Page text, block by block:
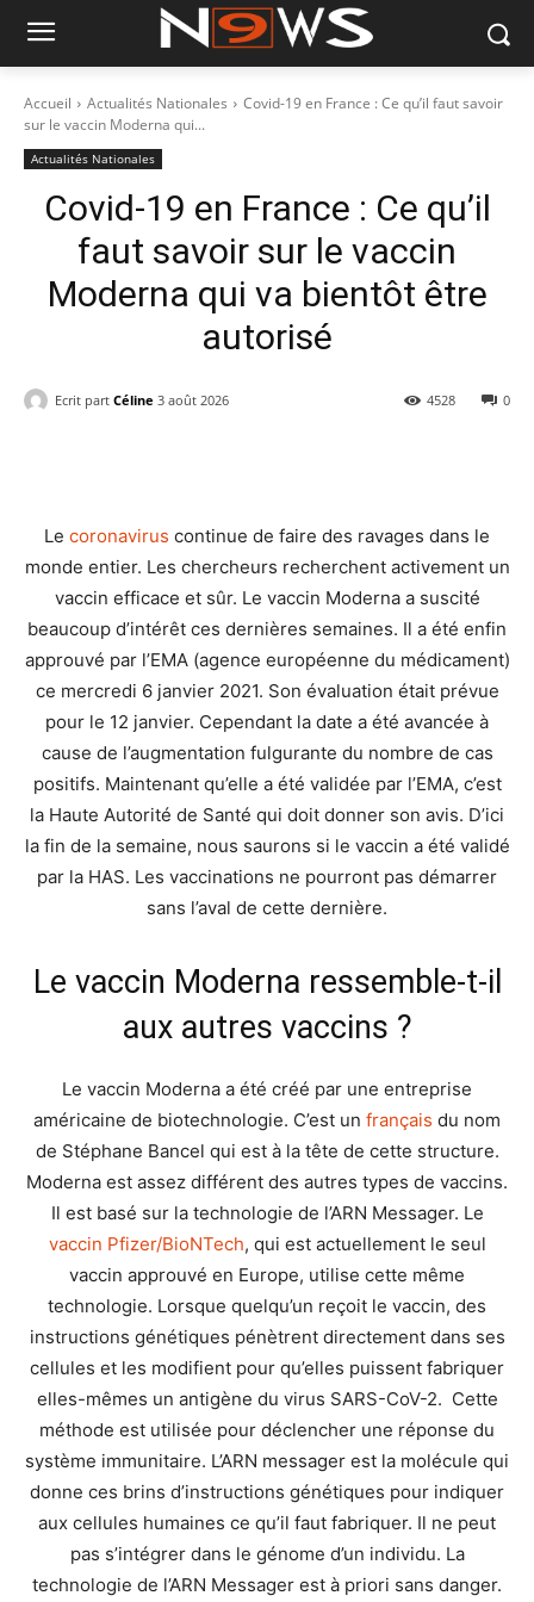
Accueil Actualités Nationales
Covid-19 en France : Ce qu’il faut savoir
sur le vaccin Moderna qui...
Actualités Nationales
Covid-19 en France : Ce qu’il
faut savoir sur le vaccin
Moderna qui va bientôt être
autorisé
Ecrit part Céline 3 août 2026 0
4528
Le coronavirus continue de faire des ravages dans le
monde entier. Les chercheurs recherchent activement un
vaccin efficace et sûr. Le vaccin Moderna a suscité
beaucoup d’intérêt ces dernières semaines. Il a été enfin
approuvé par l’EMA (agence européenne du médicament)
ce mercredi 6 janvier 2021. Son évaluation était prévue
pour le 12 janvier. Cependant la date a été avancée à
cause de l’augmentation fulgurante du nombre de cas
positifs. Maintenant qu’elle a été validée par l’EMA, c’est
la Haute Autorité de Santé qui doit donner son avis. D’ici
la fin de la semaine, nous saurons si le vaccin a été validé
par la HAS. Les vaccinations ne pourront pas démarrer
sans l’aval de cette dernière.
Le vaccin Moderna ressemble-t-il
aux autres vaccins ?
Le vaccin Moderna a été créé par une entreprise
américaine de biotechnologie. C’est un français du nom
de Stéphane Bancel qui est à la tête de cette structure.
Moderna est assez différent des autres types de vaccins.
Il est basé sur la technologie de l’ARN Messager. Le
vaccin Pfizer/BioNTech, qui est actuellement le seul
vaccin approuvé en Europe, utilise cette même
technologie. Lorsque quelqu’un reçoit le vaccin, des
instructions génétiques pénètrent directement dans ses
cellules et les modifient pour qu’elles puissent fabriquer
elles-mêmes un antigène du virus SARS-CoV-2. Cette
méthode est utilisée pour déclencher une réponse du
système immunitaire. L’ARN messager est la molécule qui
donne ces brins d’instructions génétiques pour indiquer
aux cellules humaines ce qu’il faut fabriquer. Il ne peut
pas s’intégrer dans le génome d’un individu. La
technologie de l’ARN Messager est à priori sans danger.